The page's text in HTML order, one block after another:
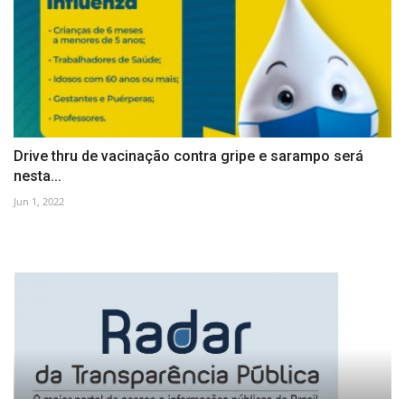
Drive thru de vacinação contra gripe e sarampo será
nesta...
Jun 1, 2022